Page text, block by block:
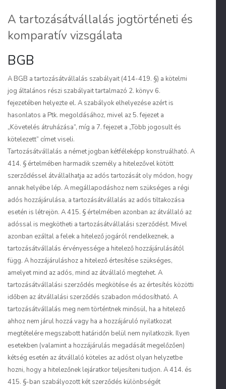
A tartozásátvállalás jogtörténeti és
komparatív vizsgálata
BGB
A BGB a tartozásátvállalás szabályait (414-419. §) a kötelmi
jog általános részi szabályait tartalmazó 2. könyv 6.
fejezetében helyezte el. A szabályok elhelyezése azért is
hasonlatos a Ptk. megoldásához, mivel az 5. fejezet a
„Követelés átruházása”, míg a 7. fejezet a „Több jogosult és
kötelezett” címet viseli.
Tartozásátvállalás a német jogban kétféleképp konstruálható. A
414. § értelmében harmadik személy a hitelezővel kötött
szerződéssel átvállalhatja az adós tartozását oly módon, hogy
annak helyébe lép. A megállapodáshoz nem szükséges a régi
adós hozzájárulása, a tartozásátvállalás az adós tiltakozása
esetén is létrejön. A 415. § értelmében azonban az átvállaló az
adóssal is megkötheti a tartozásátvállalási szerződést. Mivel
azonban ezáltal a felek a hitelező jogáról rendelkeznek, a
tartozásátvállalás érvényessége a hitelező hozzájárulásától
függ. A hozzájáruláshoz a hitelező értesítése szükséges,
amelyet mind az adós, mind az átvállaló megtehet. A
tartozásátvállalási szerződés megkötése és az értesítés közötti
időben az átvállalási szerződés szabadon módosítható. A
tartozásátvállalás meg nem történtnek minősül, ha a hitelező
ahhoz nem járul hozzá vagy ha a hozzájáruló nyilatkozat
megtételére megszabott határidőn belül nem nyilatkozik. Ilyen
esetekben (valamint a hozzájárulás megadását megelőzően)
kétség esetén az átvállaló köteles az adóst olyan helyzetbe
hozni, hogy a hitelezőnek lejáratkor teljesíteni tudjon. A 414. és
415. §-ban szabályozott két szerződés különbségét